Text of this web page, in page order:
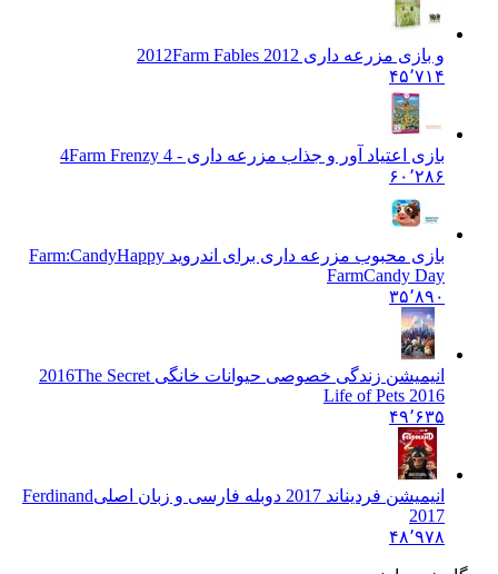
و بازی مزرعه داری 2012 Farm Fables 2012
۴۵٬۷۱۴
بازی اعتیاد آور و جذاب مزرعه داری - 4 Farm Frenzy 4
۶۰٬۲۸۶
بازی محبوب مزرعه داری برای اندروید Farm:Candy Happy
FarmCandy Day
۳۵٬۸۹۰
انیمیشن زندگی خصوصی حیوانات خانگی 2016 The Secret
Life of Pets 2016
۴۹٬۶۳۵
انیمیشن فردیناند 2017 دوبله فارسی و زبان اصلی
Ferdinand
2017
۴۸٬۹۷۸